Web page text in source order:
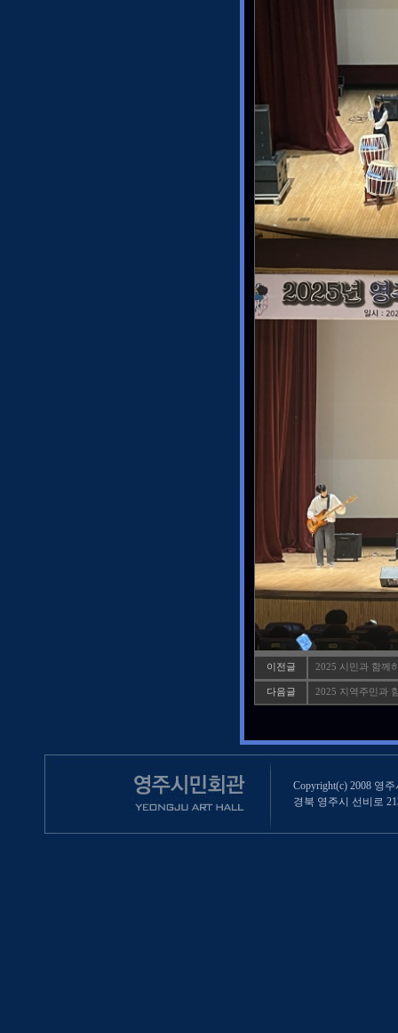
이전글 2025 시민과 함께
다음글 2025 지역주민과
Copyright(c) 2008 영
경북 영주시 선비로